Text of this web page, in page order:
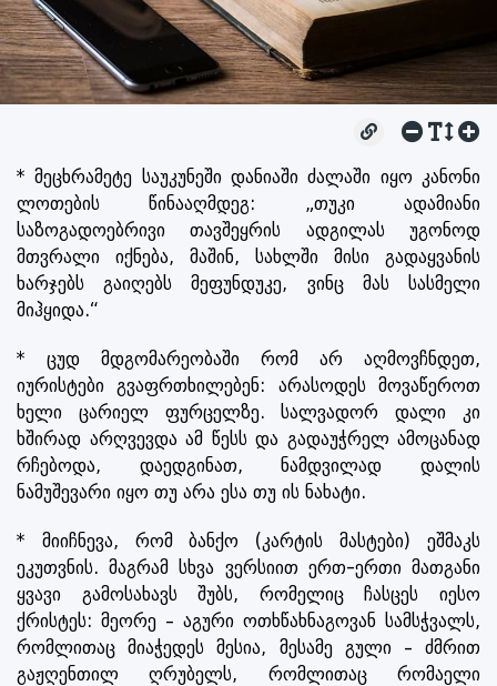
* მეცხრამეტე საუკუნეში დანიაში ძალაში იყო კანონი
ლოთების წინააღმდეგ: „თუკი ადამიანი
საზოგადოებრივი თავშეყრის ადგილას უგონოდ
მთვრალი იქნება, მაშინ, სახლში მისი გადაყვანის
ხარჯებს გაიღებს მეფუნდუკე, ვინც მას სასმელი
მიჰყიდა.“
* ცუდ მდგომარეობაში რომ არ აღმოვჩნდეთ,
იურისტები გვაფრთხილებენ: არასოდეს მოვაწეროთ
ხელი ცარიელ ფურცელზე. სალვადორ დალი კი
ხშირად არღვევდა ამ წესს და გადაუჭრელ ამოცანად
რჩებოდა, დაედგინათ, ნამდვილად დალის
ნამუშევარი იყო თუ არა ესა თუ ის ნახატი.
* მიიჩნევა, რომ ბანქო (კარტის მასტები) ეშმაკს
ეკუთვნის. მაგრამ სხვა ვერსიით ერთ-ერთი მათგანი
ყვავი გამოსახავს შუბს, რომელიც ჩასცეს იესო
ქრისტეს: მეორე – აგური ოთხწახნაგოვან სამსჭვალს,
რომლითაც მიაჭედეს მესია, მესამე გული – ძმრით
გაჟღენთილ ღრუბელს, რომლითაც რომაელი